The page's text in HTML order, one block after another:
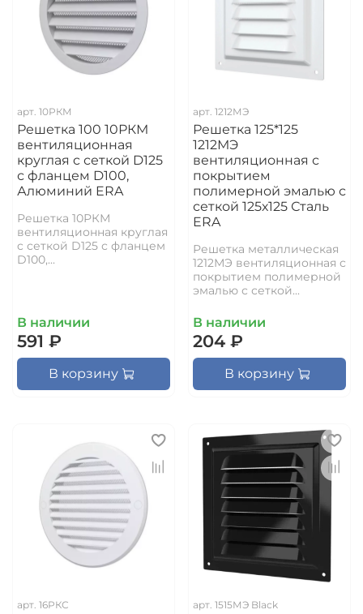
арт. 10РКМ
Решетка 100 10РКМ
вентиляционная
круглая c сеткой D125
с фланцем D100,
Алюминий ERA
Решетка 10РКМ
вентиляционная круглая
c сеткой D125 с фланцем
D100,...
В наличии
591 ₽
В корзину
арт. 1212МЭ
Решетка 125*125
1212МЭ
вентиляционная с
покрытием
полимерной эмалью с
сеткой 125х125 Сталь
ERA
Решетка металлическая
1212МЭ вентиляционная с
покрытием полимерной
эмалью с сеткой...
В наличии
204 ₽
В корзину
арт. 16РКС арт. 1515МЭ Black